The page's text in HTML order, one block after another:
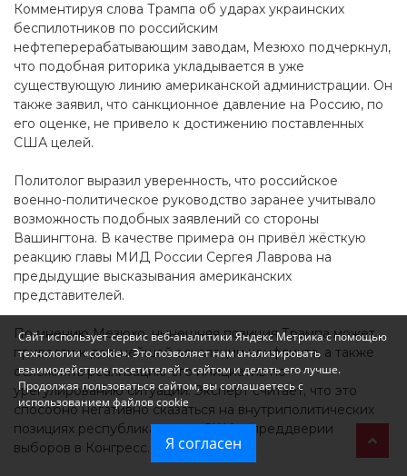
Комментируя слова Трампа об ударах украинских
беспилотников по российским
нефтеперерабатывающим заводам, Мезюхо подчеркнул,
что подобная риторика укладывается в уже
существующую линию американской администрации. Он
также заявил, что санкционное давление на Россию, по
его оценке, не привело к достижению поставленных
США целей.
Политолог выразил уверенность, что российское
военно-политическое руководство заранее учитывало
возможность подобных заявлений со стороны
Вашингтона. В качестве примера он привёл жёсткую
реакцию главы МИД России Сергея Лаврова на
предыдущие высказывания американских
представителей.
По мнению Мезюхо, нынешняя позиция Трампа может
привести к дальнейшей эскалации конфликта, а также
осложнить реализацию его инициатив по
урегулированию ситуации. Эксперт считает, что это
способно негативно сказаться на внутриполитических
позициях республиканцев в США в преддверии
выборов в Конгресс.
Сайт использует сервис веб-аналитики Яндекс Метрика с помощью
технологии «cookie». Это позволяет нам анализировать
взаимодействие посетителей с сайтом и делать его лучше.
Продолжая пользоваться сайтом, вы соглашаетесь с
использованием файлов cookie
Я согласен